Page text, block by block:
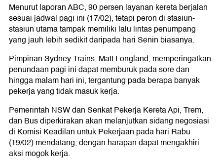
Menurut laporan ABC, 90 persen layanan kereta berjalan
sesuai jadwal pagi ini (17/02), tetapi peron di stasiun-
stasiun utama tampak memiliki lalu lintas penumpang
yang jauh lebih sedikit daripada hari Senin biasanya.
Pimpinan Sydney Trains, Matt Longland, memperingatkan
penundaan pagi ini dapat memburuk pada sore dan
hingga malam hari ini, tergantung pada berapa banyak
pekerja yang tidak masuk kerja.
Pemerintah NSW dan Serikat Pekerja Kereta Api, Trem,
dan Bus diperkirakan akan melanjutkan sidang negosiasi
di Komisi Keadilan untuk Pekerjaan pada hari Rabu
(19/02) mendatang, dengan harapan dapat mengakhiri
aksi mogok kerja.